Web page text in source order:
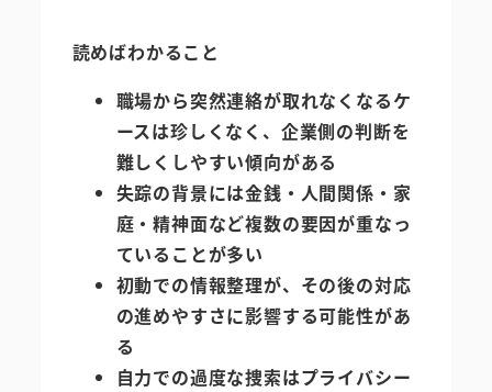
読めばわかること
職場から突然連絡が取れなくなるケ
ースは珍しくなく、企業側の判断を
難しくしやすい傾向がある
失踪の背景には金銭・人間関係・家
庭・精神面など複数の要因が重なっ
ていることが多い
初動での情報整理が、その後の対応
の進めやすさに影響する可能性があ
る
自力での過度な捜索はプライバシー